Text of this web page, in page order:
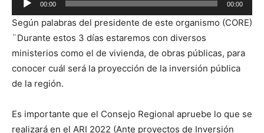
Reproductor
de
audio
00:00 00:00
Según palabras del presidente de este organismo (CORE)
¨Durante estos 3 días estaremos con diversos
ministerios como el de vivienda, de obras públicas, para
conocer cuál será la proyección de la inversión pública
de la región.
Es importante que el Consejo Regional apruebe lo que se
realizará en el ARI 2022 (Ante proyectos de Inversión